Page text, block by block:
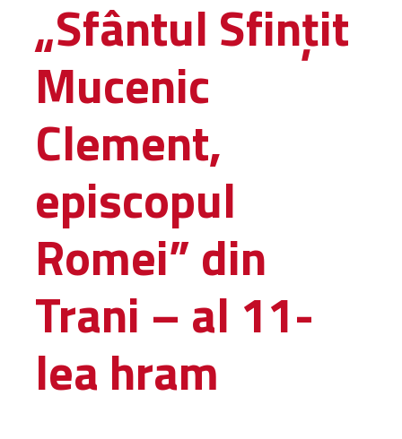
ORGANIZAREA
Structura
Administrativă
Mănăstiri,
biserici și
monumente
Diaconii
Centre și
Asociații
Parohii
RESURSE
RESURSE
Apostolia Italia
Statutele și legile
„Sfântul Sfințit
Mucenic
Clement,
episcopul
Romei” din
Trani – al 11-
lea hram